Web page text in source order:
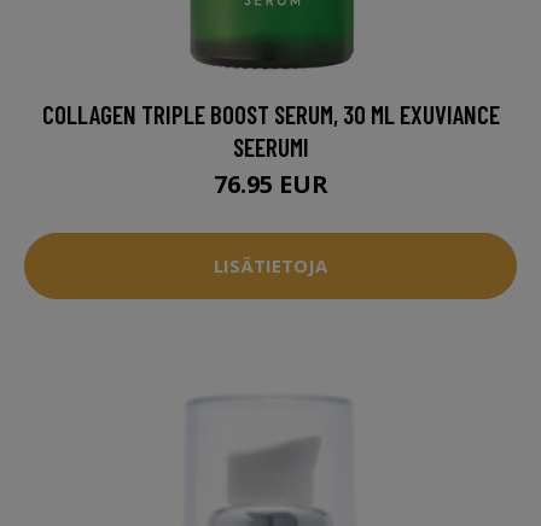
COLLAGEN TRIPLE BOOST SERUM, 30 ML EXUVIANCE
SEERUMI
76.95 EUR
LISÄTIETOJA